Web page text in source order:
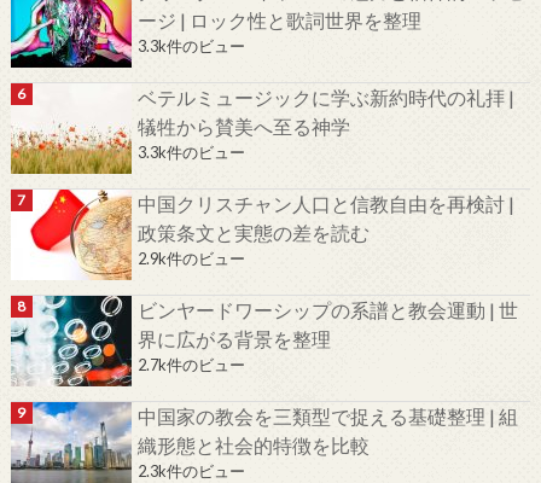
ージ | ロック性と歌詞世界を整理
3.3k件のビュー
ベテルミュージックに学ぶ新約時代の礼拝 |
犠牲から賛美へ至る神学
3.3k件のビュー
中国クリスチャン人口と信教自由を再検討 |
政策条文と実態の差を読む
2.9k件のビュー
ビンヤードワーシップの系譜と教会運動 | 世
界に広がる背景を整理
2.7k件のビュー
中国家の教会を三類型で捉える基礎整理 | 組
織形態と社会的特徴を比較
2.3k件のビュー